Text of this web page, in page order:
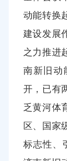
动能转换
建设发展
之力推进
南新旧动
开，已有
乏黄河体
区、国家
标志性、